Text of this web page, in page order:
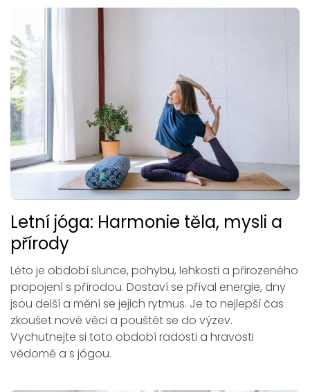
Letní jóga: Harmonie těla, mysli a
přírody
Léto je období slunce, pohybu, lehkosti a přirozeného
propojení s přírodou. Dostaví se příval energie, dny
jsou delší a mění se jejich rytmus. Je to nejlepší čas
zkoušet nové věci a pouštět se do výzev.
Vychutnejte si toto období radosti a hravosti
vědomě a s jógou.